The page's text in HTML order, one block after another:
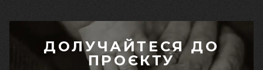
ДОЛУЧАЙТЕСЯ ДО
ПРОЄКТУ